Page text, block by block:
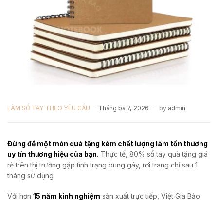
LÀM SỔ TAY THEO YÊU CẦU Tháng ba 7, 2026 by admin
Đừng để một món quà tặng kém chất lượng làm tổn thương
uy tín thương hiệu của bạn. Thực tế, 80% sổ tay quà tặng giá
rẻ trên thị trường gặp tình trạng bung gáy, rơi trang chỉ sau 1
tháng sử dụng.
Với hơn 15 năm kinh nghiệm sản xuất trực tiếp, Việt Gia Bảo